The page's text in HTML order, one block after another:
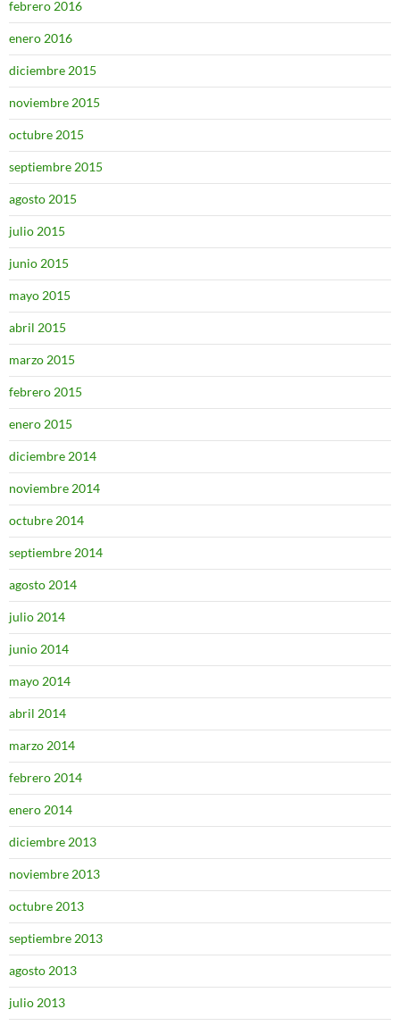
febrero 2016
enero 2016
diciembre 2015
noviembre 2015
octubre 2015
septiembre 2015
agosto 2015
julio 2015
junio 2015
mayo 2015
abril 2015
marzo 2015
febrero 2015
enero 2015
diciembre 2014
noviembre 2014
octubre 2014
septiembre 2014
agosto 2014
julio 2014
junio 2014
mayo 2014
abril 2014
marzo 2014
febrero 2014
enero 2014
diciembre 2013
noviembre 2013
octubre 2013
septiembre 2013
agosto 2013
julio 2013